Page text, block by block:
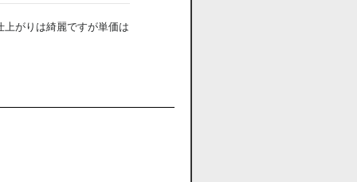
がりは綺麗ですが単価は